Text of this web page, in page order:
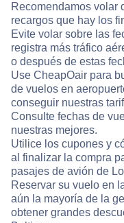
Recomendamos volar
recargos que hay los
Evite volar sobre las
registra más tráfico
o después de estas
Use CheapOair para
de vuelos en
conseguir nuestras
Consulte fechas de
nuestras mejores.
Utilice los cupones y
al finalizar la compra
pasajes de avión de
Reservar su vuelo en
aún la mayoría de la
obtener grandes